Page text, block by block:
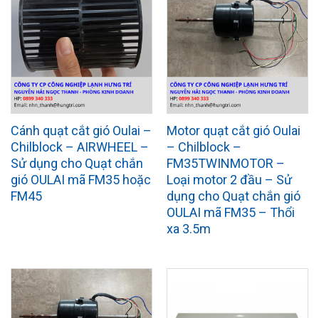
Cánh quạt cắt gió Oulai –
Chilblock – AIRWHEEL –
Sử dụng cho Quạt chắn
gió OULAI mã FM35 hoặc
FM45
Motor quạt cắt gió Oulai
– Chilblock –
FM35TWINMOTOR –
Loại motor 2 đầu – Sử
dụng cho Quạt chắn gió
OULAI mã FM35 – Thổi
xa 3.5m